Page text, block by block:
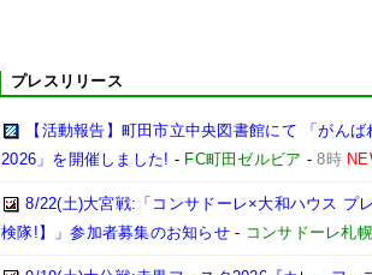
プレスリリース
【活動報告】町田市立中央図書館にて 「がん
2026」を開催しました! - FC町田ゼルビア -8時
8/22(土)大宮戦:「コンサドーレ×大和ハウス プ
検隊!】」参加者募集のお知らせ - コンサドーレ札幌